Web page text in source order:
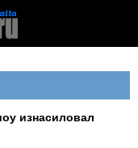
изнасиловал